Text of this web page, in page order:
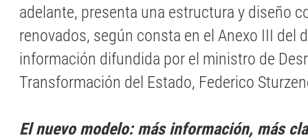
adelante, presenta una estructura y diseño
renovados, según consta en el Anexo III del
información difundida por el ministro de
Transformación del Estado, Federico
El nuevo modelo: más información, más